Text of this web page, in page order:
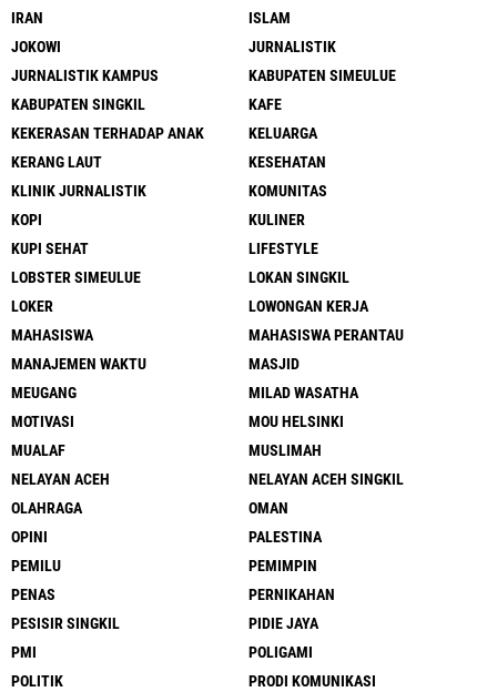
IRAN
ISLAM
JOKOWI
JURNALISTIK
JURNALISTIK KAMPUS
KABUPATEN SIMEULUE
KABUPATEN SINGKIL
KAFE
KEKERASAN TERHADAP ANAK
KELUARGA
KERANG LAUT
KESEHATAN
KLINIK JURNALISTIK
KOMUNITAS
KOPI
KULINER
KUPI SEHAT
LIFESTYLE
LOBSTER SIMEULUE
LOKAN SINGKIL
LOKER
LOWONGAN KERJA
MAHASISWA
MAHASISWA PERANTAU
MANAJEMEN WAKTU
MASJID
MEUGANG
MILAD WASATHA
MOTIVASI
MOU HELSINKI
MUALAF
MUSLIMAH
NELAYAN ACEH
NELAYAN ACEH SINGKIL
OLAHRAGA
OMAN
OPINI
PALESTINA
PEMILU
PEMIMPIN
PENAS
PERNIKAHAN
PESISIR SINGKIL
PIDIE JAYA
PMI
POLIGAMI
POLITIK
PRODI KOMUNIKASI